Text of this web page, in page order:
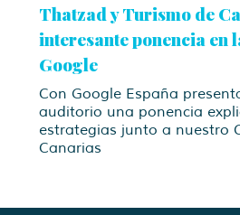
Thatzad y Turismo de
interesante ponencia en
Google
Con Google España
auditorio una ponencia
estrategias junto a nuestro
Canarias